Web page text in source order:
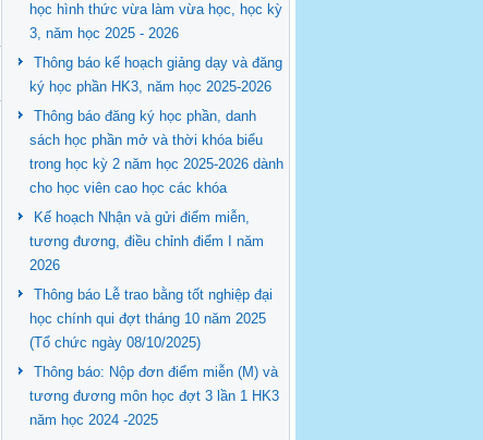
học hình thức vừa làm vừa học, học kỳ
3, năm học 2025 - 2026
Thông báo kế hoạch giảng dạy và đăng
ký học phần HK3, năm học 2025-2026
Thông báo đăng ký học phần, danh
sách học phần mở và thời khóa biểu
trong học kỳ 2 năm học 2025-2026 dành
cho học viên cao học các khóa
Kế hoạch Nhận và gửi điểm miễn,
tương đương, điều chỉnh điểm I năm
2026
Thông báo Lễ trao bằng tốt nghiệp đại
học chính qui đợt tháng 10 năm 2025
(Tổ chức ngày 08/10/2025)
Thông báo: Nộp đơn điểm miễn (M) và
tương đương môn học đợt 3 lần 1 HK3
năm học 2024 -2025